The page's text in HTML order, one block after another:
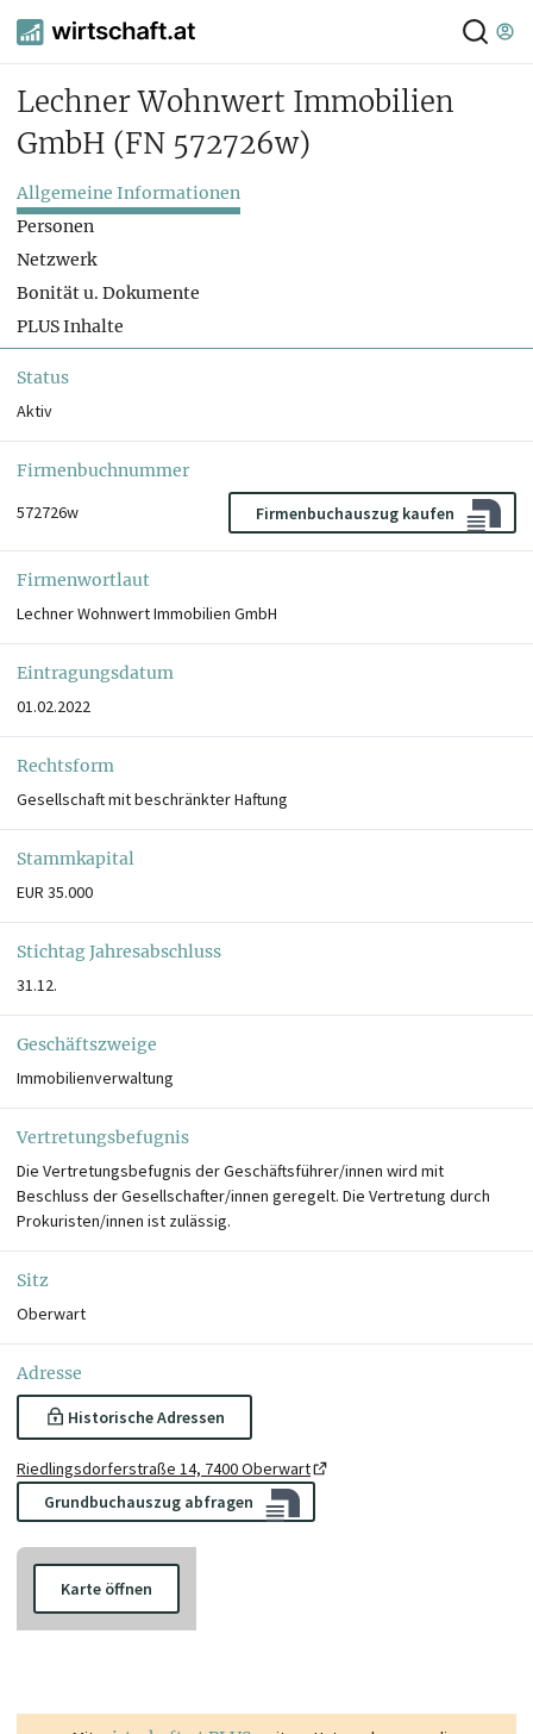
Lechner Wohnwert Immobilien
GmbH (FN 572726w)
Allgemeine Informationen
Personen
Netzwerk
Bonität u. Dokumente
PLUS Inhalte
Status
Aktiv
Firmenbuchnummer
572726w
Firmenbuchauszug kaufen
Firmenwortlaut
Lechner Wohnwert Immobilien GmbH
Eintragungsdatum
01.02.2022
Rechtsform
Gesellschaft mit beschränkter Haftung
Stammkapital
EUR 35.000
Stichtag Jahresabschluss
31.12.
Geschäftszweige
Immobilienverwaltung
Vertretungsbefugnis
Die Vertretungsbefugnis der Geschäftsführer/innen wird mit
Beschluss der Gesellschafter/innen geregelt. Die Vertretung durch
Prokuristen/innen ist zulässig.
Sitz
Oberwart
Adresse
Historische Adressen
Riedlingsdorferstraße 14, 7400 Oberwart
Grundbuchauszug abfragen
Karte öffnen